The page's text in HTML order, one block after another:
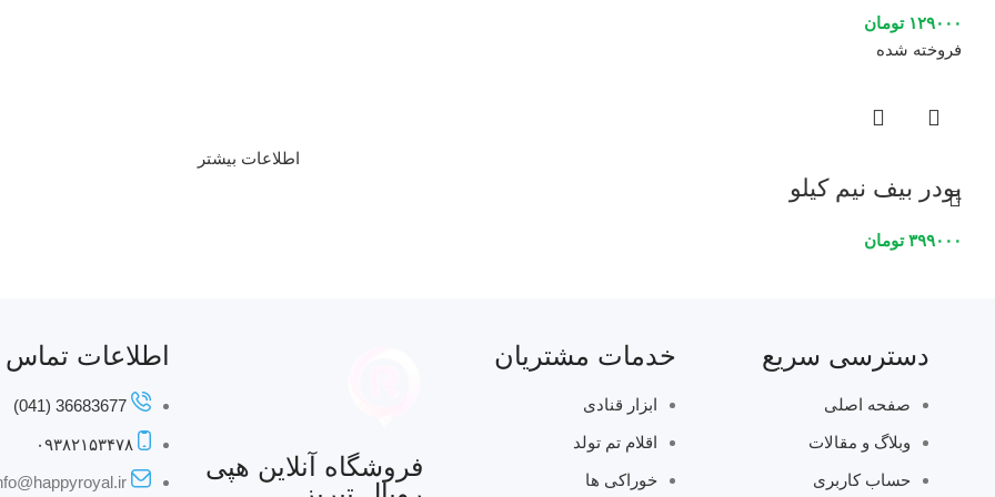
۱۲۹۰۰۰ تومان
فروخته شده
اطلاعات بیشتر
پودر بیف نیم کیلو
۳۹۹۰۰۰ تومان
دسترسی سریع
صفحه اصلی
وبلاگ و مقالات
حساب کاربری
خدمات مشتریان
ابزار قنادی
اقلام تم تولد
خوراکی ها
فروشگاه آنلاین هپی
اطلاعات تماس
36683677 (041)
۰۹۳۸۲۱۵۳۴۷۸